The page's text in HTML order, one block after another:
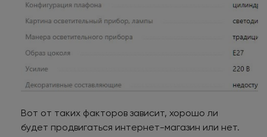
Вот от таких факторов зависит, хорошо ли
будет продвигаться интернет-магазин или нет.